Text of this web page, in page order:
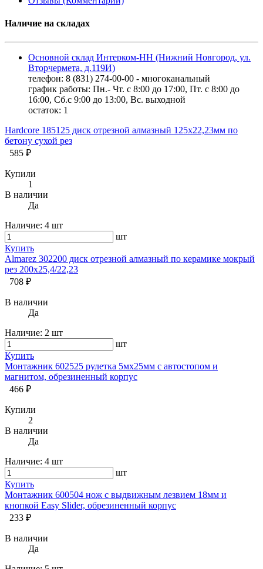
Наличие на складах
Основной склад Интерком-НН (Нижний Новгород, ул.
Вторчермета, д.119И)
телефон: 8 (831) 274-00-00 - многоканальный
график работы: Пн.- Чт. с 8:00 до 17:00, Пт. с 8:00 до
16:00, Сб.с 9:00 до 13:00, Вс. выходной
остаток: 1
Hardcore 185125 диск отрезной алмазный 125х22,23мм по
бетону сухой рез
585 ₽
Купили
1
В наличии
Да
Наличие: 4 шт
шт
Купить
Almarez 302200 диск отрезной алмазный по керамике мокрый
рез 200х25,4/22,23
708 ₽
В наличии
Да
Наличие: 2 шт
шт
Купить
Монтажник 602525 рулетка 5мх25мм с автостопом и
магнитом, обрезиненный корпус
466 ₽
Купили
2
В наличии
Да
Наличие: 4 шт
шт
Купить
Монтажник 600504 нож с выдвижным лезвием 18мм и
кнопкой Easy Slider, обрезиненный корпус
233 ₽
В наличии
Да